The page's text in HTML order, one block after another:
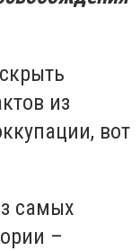
из
вот
самых
–